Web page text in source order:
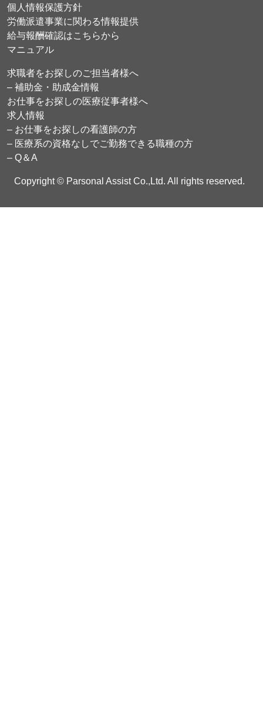
個人情報保護方針
労働派遣事業に関わる情報提供
給与報酬確認はこちらから
マニュアル
求職者をお探しのご担当者様へ
– 補助金・助成金情報
お仕事をお探しの医療従事者様へ
求人情報
– お仕事をお探しの看護師の方
– 医療系の資格なしでご勤務できる職種の方
– Q＆A
Copyright © Parsonal Assist Co.,Ltd. All rights reserved.